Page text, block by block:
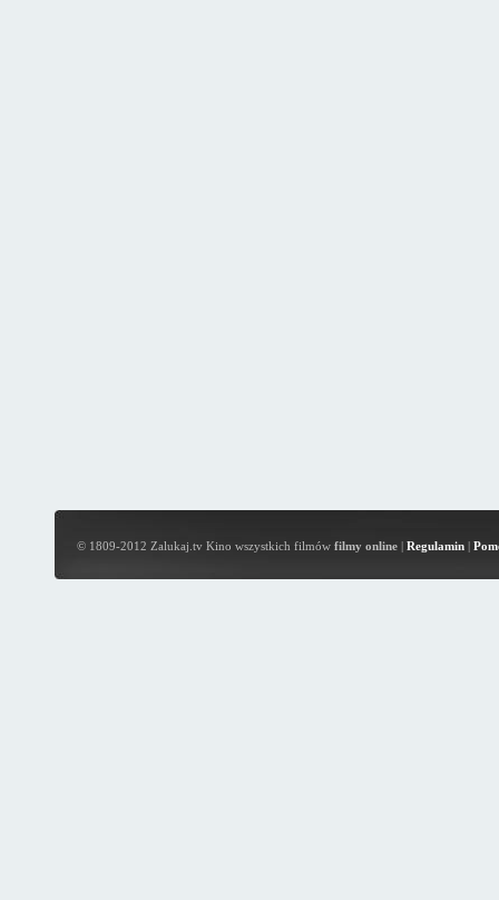
© 1809-2012 Zalukaj.tv Kino wszystkich filmów filmy online| Regulamin|